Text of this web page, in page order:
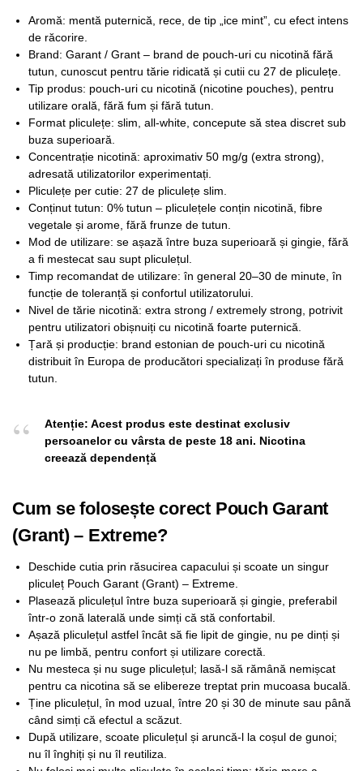
Aromă: mentă puternică, rece, de tip „ice mint”, cu efect intens
de răcorire.
Brand: Garant / Grant – brand de pouch-uri cu nicotină fără
tutun, cunoscut pentru tărie ridicată și cutii cu 27 de pliculețe.
Tip produs: pouch-uri cu nicotină (nicotine pouches), pentru
utilizare orală, fără fum și fără tutun.
Format pliculețe: slim, all-white, concepute să stea discret sub
buza superioară.
Concentrație nicotină: aproximativ 50 mg/g (extra strong),
adresată utilizatorilor experimentați.
Pliculețe per cutie: 27 de pliculețe slim.
Conținut tutun: 0% tutun – pliculețele conțin nicotină, fibre
vegetale și arome, fără frunze de tutun.
Mod de utilizare: se așază între buza superioară și gingie, fără
a fi mestecat sau supt pliculețul.
Timp recomandat de utilizare: în general 20–30 de minute, în
funcție de toleranță și confortul utilizatorului.
Nivel de tărie nicotină: extra strong / extremely strong, potrivit
pentru utilizatori obișnuiți cu nicotină foarte puternică.
Țară și producție: brand estonian de pouch-uri cu nicotină
distribuit în Europa de producători specializați în produse fără
tutun.
Atenție: Acest produs este destinat exclusiv
persoanelor cu vârsta de peste 18 ani. Nicotina
creează dependență
Cum se folosește corect Pouch Garant
(Grant) – Extreme?
Deschide cutia prin răsucirea capacului și scoate un singur
pliculeț Pouch Garant (Grant) – Extreme.
Plasează pliculețul între buza superioară și gingie, preferabil
într-o zonă laterală unde simți că stă confortabil.
Așază pliculețul astfel încât să fie lipit de gingie, nu pe dinți și
nu pe limbă, pentru confort și utilizare corectă.
Nu mesteca și nu suge pliculețul; lasă-l să rămână nemișcat
pentru ca nicotina să se elibereze treptat prin mucoasa bucală.
Ține pliculețul, în mod uzual, între 20 și 30 de minute sau până
când simți că efectul a scăzut.
După utilizare, scoate pliculețul și aruncă-l la coșul de gunoi;
nu îl înghiți și nu îl reutiliza.